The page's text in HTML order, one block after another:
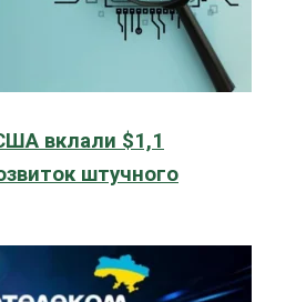
вклали $1,1
штучного